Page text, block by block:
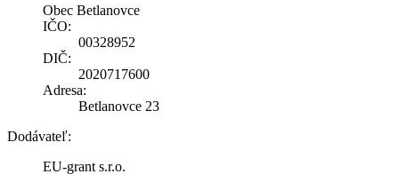
Obec Betlanovce
IČO:
00328952
DIČ:
2020717600
Adresa:
Betlanovce 23
Dodávateľ:
EU-grant s.r.o.